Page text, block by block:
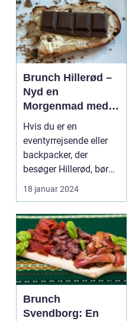
Brunch Hillerød –
Nyd en
Morgenmad med
Et Twist
Hvis du er en
eventyrrejsende eller
backpacker, der
besøger Hillerød, bør
du ikke gå glip af
byens f...
18 januar 2024
Brunch
Svendborg: En